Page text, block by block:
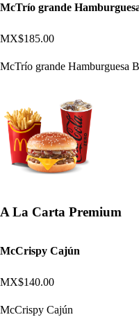
McTrío grande
MX$185.00
McTrío grande Hamburguesa
A La Carta Premium
McCrispy Cajún
MX$140.00
McCrispy Cajún